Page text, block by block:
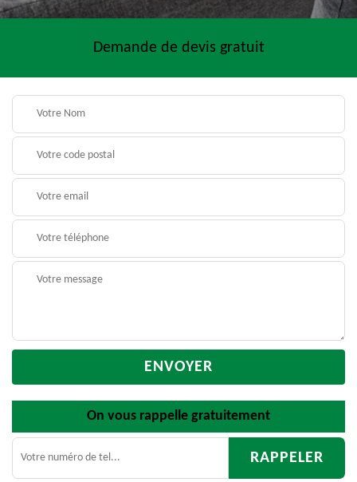
Demande de devis gratuit
On vous rappelle gratuitement